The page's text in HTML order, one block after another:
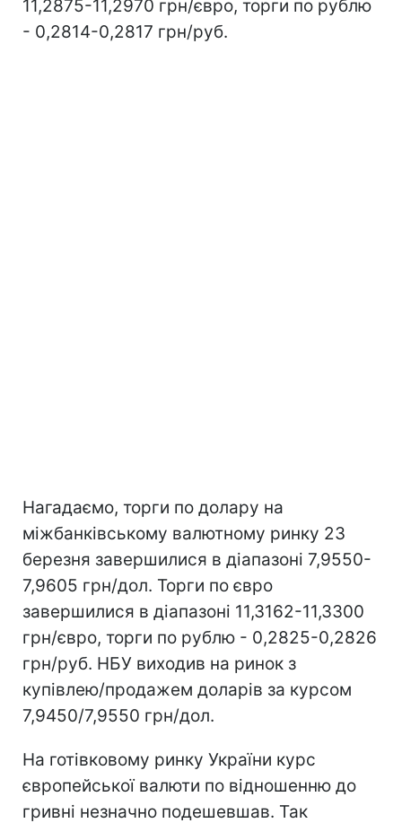
11,2875-11,2970 грн/євро, торги по рублю
- 0,2814-0,2817 грн/руб.
Нагадаємо, торги по долару на
міжбанківському валютному ринку 23
березня завершилися в діапазоні 7,9550-
7,9605 грн/дол. Торги по євро
завершилися в діапазоні 11,3162-11,3300
грн/євро, торги по рублю - 0,2825-0,2826
грн/руб. НБУ виходив на ринок з
купівлею/продажем доларів за курсом
7,9450/7,9550 грн/дол.
На готівковому ринку України курс
європейської валюти по відношенню до
гривні незначно подешевшав. Так